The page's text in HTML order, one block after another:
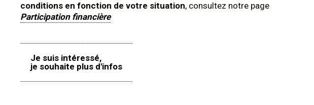
conditions en fonction de votre situation, consultez notre page
Participation financière
Je suis intéressé,
je souhaite plus d'infos